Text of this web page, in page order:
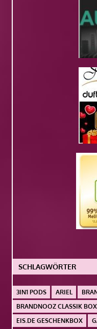
SCHLAGWÖRTER
3IN1 PODS ARIEL
BRANDNOOZ CLASSIK
EIS.DE GESCHENKBOX